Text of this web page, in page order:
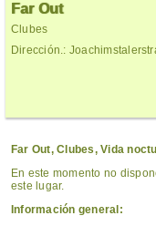
Far Out
Clubes
Dirección.:
Far Out, Clubes, Vida
En este momento no
este lugar.
Información general: